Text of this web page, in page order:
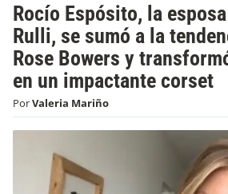
Rocío Espósito, la
Rulli, se sumó a la
Rose Bowers y
en un impactante corset
PorValeria Mariño